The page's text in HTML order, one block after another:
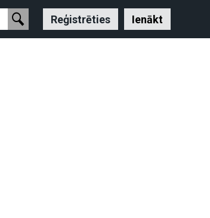
Reģistrēties Ienākt